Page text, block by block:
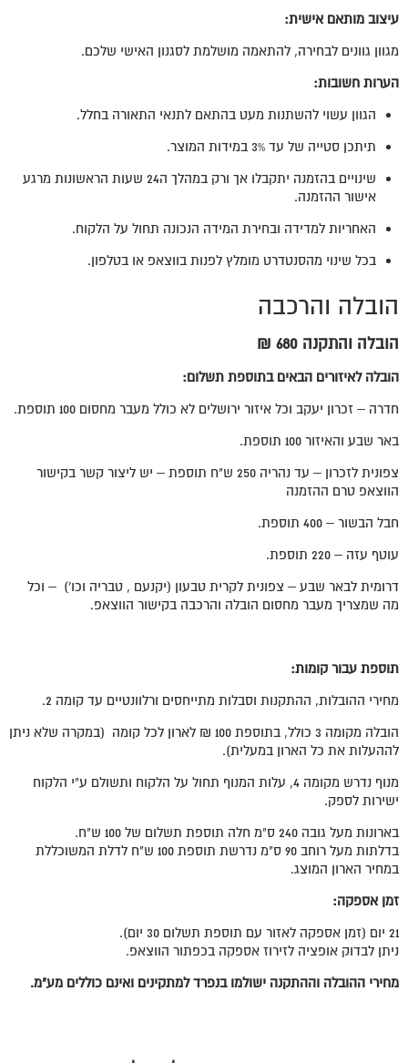
עיצוב מותאם אישית:
מגוון גוונים לבחירה, להתאמה מושלמת לסגנון האישי שלכם.
הערות חשובות:
הגוון עשוי להשתנות מעט בהתאם לתנאי התאורה בחלל.
תיתכן סטייה של עד 3% במידות המוצר.
שינויים בהזמנה יתקבלו אך ורק במהלך ה24 שעות הראשונות מרגע
אישור ההזמנה.
האחריות למדידה ובחירת המידה הנכונה תחול על הלקוח.
בכל שינוי מהסנטדרט מומלץ לפנות בווצאפ או בטלפון.
הובלה והרכבה
הובלה והתקנה 680 ₪
הובלה לאיזורים הבאים בתוספת תשלום:
חדרה – זכרון יעקב וכל איזור ירושלים לא כולל מעבר מחסום 100 תוספת.
באר שבע והאיזור 100 תוספת.
צפונית לזכרון – עד נהריה 250 ש"ח תוספת – יש ליצור קשר בקישור
הווצאפ טרם ההזמנה
חבל הבשור – 400 תוספת.
עוטף עזה – 220 תוספת.
דרומית לבאר שבע – צפונית לקרית טבעון (יקנעם , טבריה וכו') – וכל
מה שמצריך מעבר מחסום הובלה והרכבה בקישור הווצאפ.
תוספת עבור קומות:
מחירי ההובלות, ההתקנות וסבלות מתייחסים ורלוונטיים עד קומה 2.
הובלה מקומה 3 כולל, בתוספת 100 ₪ לארון לכל קומה (במקרה שלא ניתן
לההעלות את כל הארון במעלית).
מנוף נדרש מקומה 4, עלות המנוף תחול על הלקוח ותשולם ע"י הלקוח
ישירות לספק.
בארונות מעל גובה 240 ס"מ חלה תוספת תשלום של 100 ש"ח.
בדלתות מעל רוחב 90 ס"מ נדרשת תוספת 100 ש"ח לדלת המשוכללת
במחיר הארון המוצג.
זמן אספקה:
21 יום (זמן אספקה לאזור עם תוספת תשלום 30 יום).
ניתן לבדוק אופציה לזירוז אספקה בכפתור הווצאפ.
מחירי ההובלה וההתקנה ישולמו בנפרד למתקינים ואינם כוללים מע"מ.